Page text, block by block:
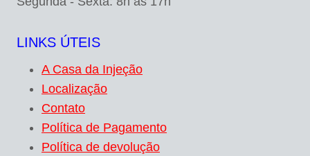
LINKS ÚTEIS
A Casa da Injeção
Localização
Contato
Política de Pagamento
Política de devolução